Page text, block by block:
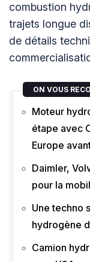
combustion
trajets longue
de détails
ON VOUS
Moteur
étape avec
Europe
Daimler,
pour la
Une techno
hydrogène
Camion